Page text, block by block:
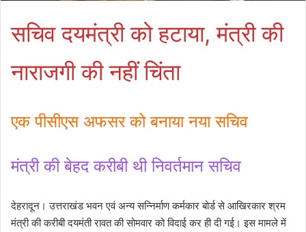
सचिव दयमंत्री को हटाया, मंत्री की
नाराजगी की नहीं चिंता
एक पीसीएस अफसर को बनाया नया सचिव
मंत्री की बेहद करीबी थी निवर्तमान सचिव
देहरादून। उत्तराखंड भवन एवं अन्य सन्निर्माण कर्मकार बोर्ड से आखिरकार श्रम
मंत्री की करीबी दयमंती रावत की सोमवार को विदाई कर ही दी गई। इस मामले में